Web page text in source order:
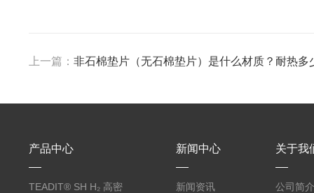
上一篇： 非石棉垫片（无石棉垫片）是什么材质？耐热多
产品中心
TEADIT® SH H₂ 高密
新闻中心
新闻资讯
关于我
公司简介